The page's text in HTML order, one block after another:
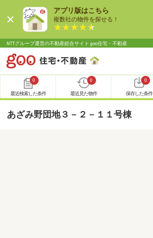
アプリ版はこちら
複数社の物件を探せる！
NTTグループ運営の不動産総合サイト goo住宅・不動産
0
最近検索した条件
0
最近見た物件
0
保存した条件
あざみ野団地３－２－１１号棟